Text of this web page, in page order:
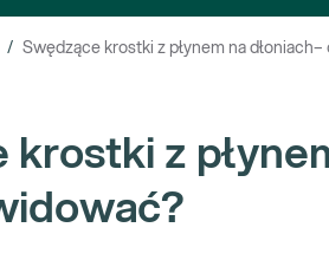
/ Swędzące krostki z płynem na
krostki z